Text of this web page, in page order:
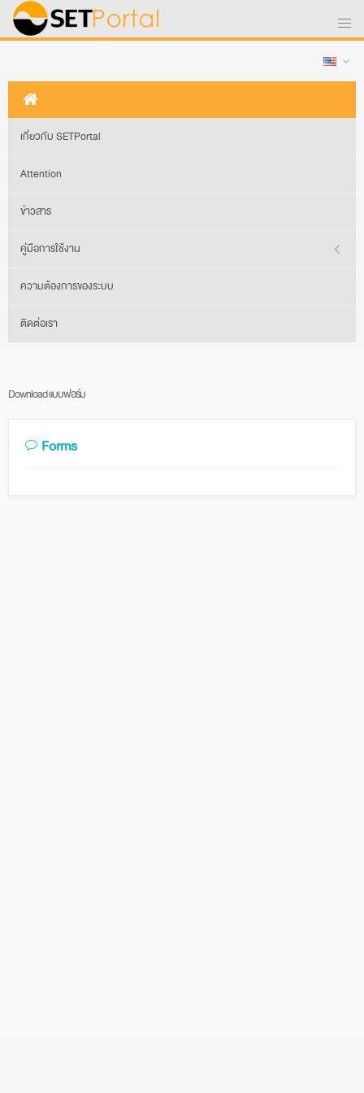
เกี่ยวกับ SETPortal
Attention
ข่าวสาร
คู่มือการใช้งาน
ความต้องการของระบบ
ติดต่อเรา
Download แบบฟอร์ม
Forms